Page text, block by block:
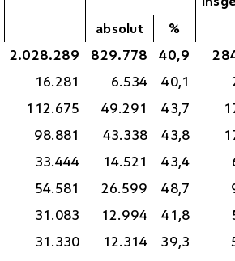
absolut
%
2.028.289 829.778 40,9
16.281 6.534 40,1
112.675 49.291 43,7
98.881 43.338 43,8
33.444 14.521 43,4
54.581 26.599 48,7
31.083 12.994 41,8
31.330 12.314 39,3